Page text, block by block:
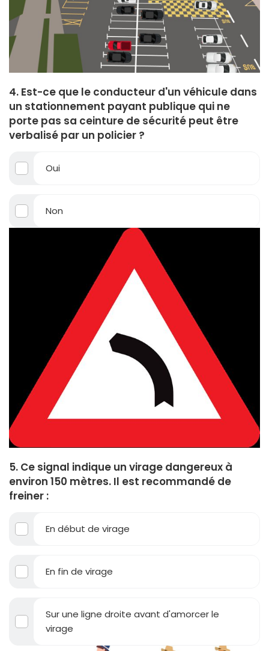
4. Est-ce que le conducteur d'un véhicule dans
un stationnement payant publique qui ne
porte pas sa ceinture de sécurité peut être
verbalisé par un policier ?
Oui
Non
5. Ce signal indique un virage dangereux à
environ 150 mètres. Il est recommandé de
freiner :
En début de virage
En fin de virage
Sur une ligne droite avant d'amorcer le
virage